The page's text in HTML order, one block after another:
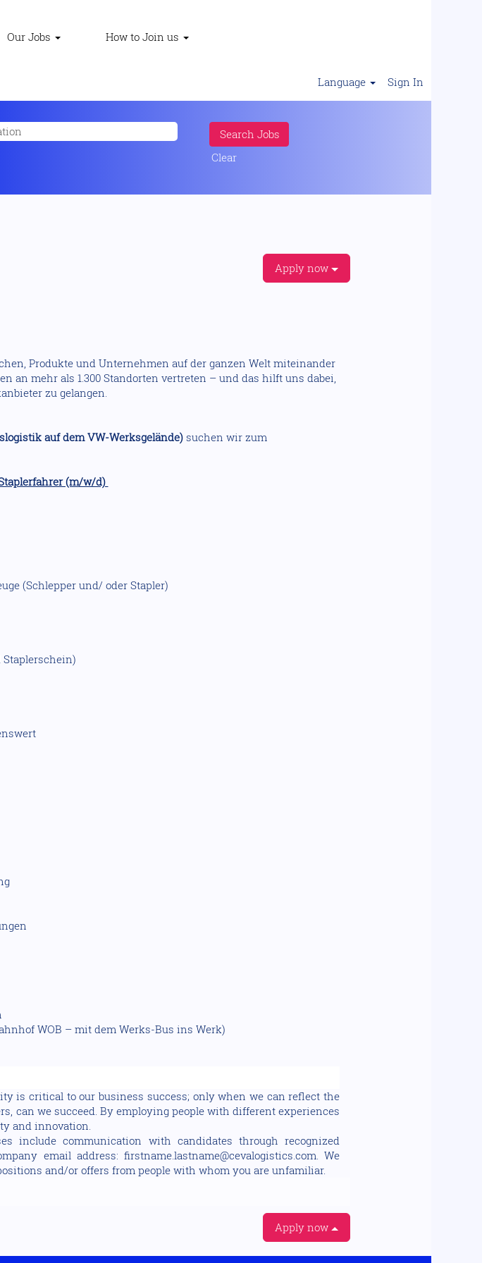
Our Jobs How to Join us
Language Sign In
Clear
Apply now
Produkte und Unternehmen auf der ganzen Welt miteinander
an mehr als 1.300 Standorten vertreten – und das hilft uns dabei,
zu gelangen.
auf dem VW-Werksgelände) suchen wir zum
(m/w/d)
(Schlepper und/ oder Stapler)
WOB – mit dem Werks-Bus ins Werk)
is critical to our business success; only when we can reflect the
can we succeed. By employing people with different experiences
and innovation.
include communication with candidates through recognized
email address: firstname.lastname@cevalogistics.com. We
and/or offers from people with whom you are unfamiliar.
Apply now